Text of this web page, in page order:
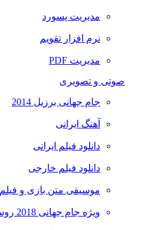
مدیریت پسورد
نرم افزار تقویم
مدیریت PDF
صوتی و تصویری
جام جهانی برزیل 2014
آهنگ ایرانی
دانلود فیلم ایرانی
دانلود فیلم خارجی
موسیقی متن بازی و فیلم
ویژه جام جهانی 2018 روسیه